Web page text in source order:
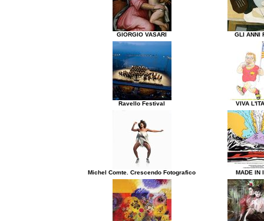
GIORGIO VASARI GLI ANNI
Ravello Festival VIVA
Michel Comte. Crescendo Fotografico MADE IN